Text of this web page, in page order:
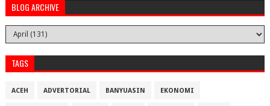
BLOG ARCHIVE
TAGS
ACEH ADVERTORIAL BANYUASIN EKONOMI